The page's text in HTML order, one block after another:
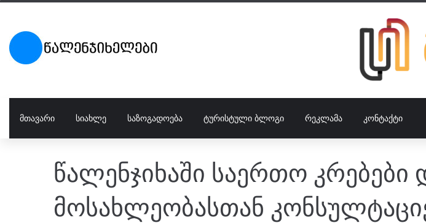
ᲛᲗᲐᲕᲐᲠᲘ ᲡᲘᲐᲮᲚᲔ ᲡᲐᲖᲝᲒᲐᲓᲝᲔᲑᲐ ᲢᲣᲠᲘᲡᲢᲣᲚᲘ ᲑᲚᲝᲒᲘ ᲠᲔᲙᲚᲐᲛᲐ ᲙᲝᲜᲢᲐᲥᲢᲘ
წალენჯიხაში საერთო კრებები
მოსახლეობასთან